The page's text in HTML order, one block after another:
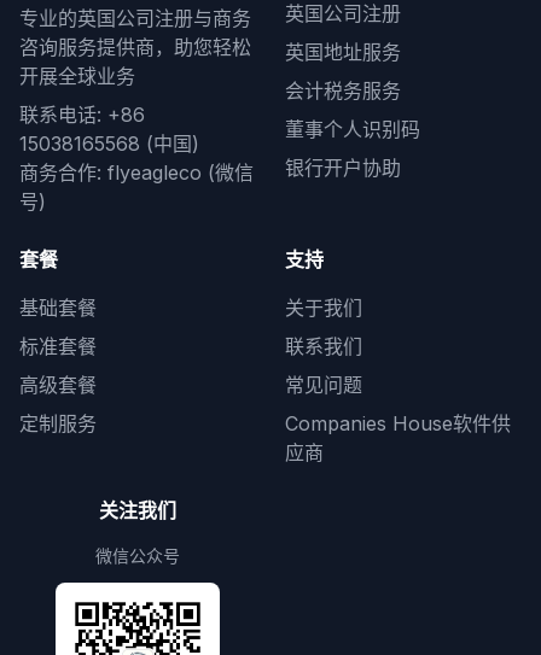
专业的英国公司注册与商务
咨询服务提供商，助您轻松
开展全球业务
联系电话: +86
15038165568 (中国)
商务合作: flyeagleco (微信
号)
英国公司注册
英国地址服务
会计税务服务
董事个人识别码
银行开户协助
套餐
基础套餐
标准套餐
高级套餐
定制服务
支持
关于我们
联系我们
常见问题
Companies House软件供
应商
关注我们
微信公众号